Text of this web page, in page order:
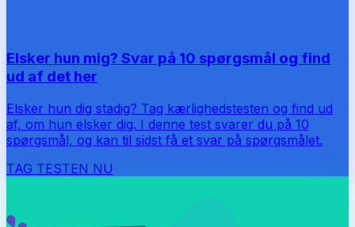
Elsker hun mig? Svar på 10 spørgsmål og find
ud af det her
Elsker hun dig stadig? Tag kærlighedstesten og find ud
af, om hun elsker dig. I denne test svarer du på 10
spørgsmål, og kan til sidst få et svar på spørgsmålet.
TAG TESTEN NU